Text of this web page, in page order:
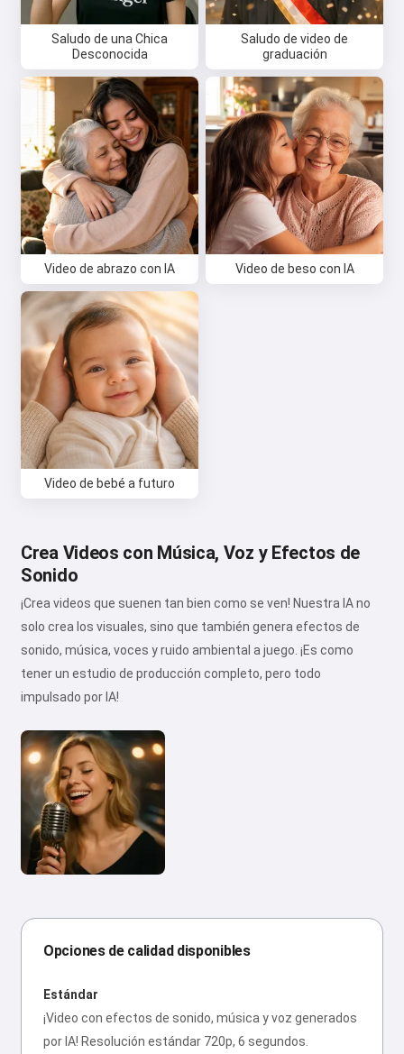
Saludo de una Chica
Desconocida
Saludo de video de
graduación
Video de abrazo con IA Video de beso con IA
Video de bebé a futuro
Crea Videos con Música, Voz y Efectos de
Sonido
¡Crea videos que suenen tan bien como se ven! Nuestra IA no
solo crea los visuales, sino que también genera efectos de
sonido, música, voces y ruido ambiental a juego. ¡Es como
tener un estudio de producción completo, pero todo
impulsado por IA!
Opciones de calidad disponibles
Estándar
¡Video con efectos de sonido, música y voz generados
por IA! Resolución estándar 720p, 6 segundos.
Hola 👋
Puedo crear canciones, escribir
poemas y felicitaciones 🥰
Pruébalo gratis
Acepto: Términos de Servicio
Política de Privacidad
Política de Reembolso